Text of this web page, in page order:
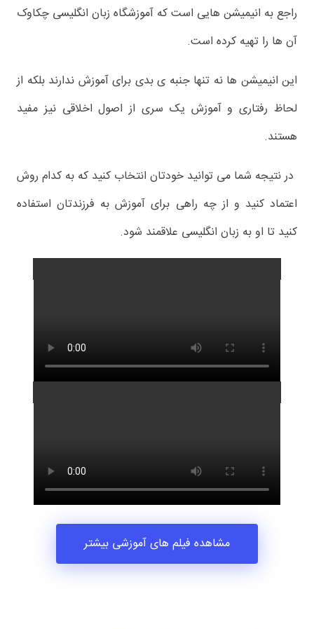
راجع به انیمیشن هایی است که آموزشگاه زبان انگلیسی چکاوک
آن ها را تهیه کرده است.
این انیمیشن ها نه تنها جنبه ی بدی برای آموزش ندارند بلکه از
لحاظ رفتاری و آموزش یک سری از اصول اخلاقی نیز مفید
هستند.
در نتیجه شما می توانید خودتان انتخاب کنید که به کدام روش
اعتماد کنید و از چه راهی برای آموزش به فرزندتان استفاده
کنید تا او به زبان انگلیسی علاقمند شود.
مشاهده فیلم های آموزشی بیشتر